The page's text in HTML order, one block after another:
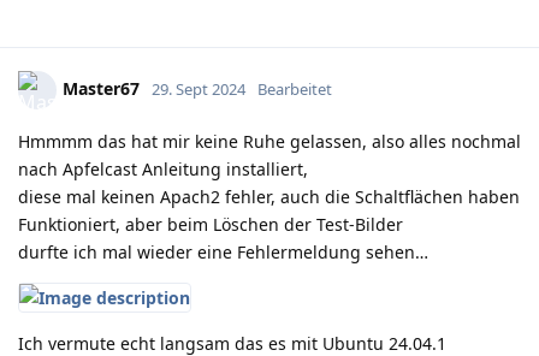
Master67 29. Sept 2024 Bearbeitet
Hmmmm das hat mir keine Ruhe gelassen, also alles nochmal
nach Apfelcast Anleitung installiert,
diese mal keinen Apach2 fehler, auch die Schaltflächen haben
Funktioniert, aber beim Löschen der Test-Bilder
durfte ich mal wieder eine Fehlermeldung sehen…
Ich vermute echt langsam das es mit Ubuntu 24.04.1